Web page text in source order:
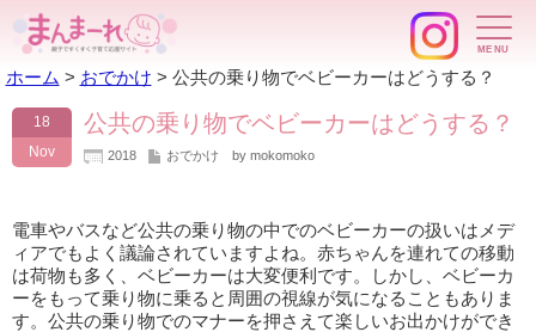
ホーム > おでかけ > 公共の乗り物でベビーカーはどうする？
18
Nov
公共の乗り物でベビーカーはどうする？
2018 おでかけ by mokomoko
電車やバスなど公共の乗り物の中でのベビーカーの扱いはメデ
ィアでもよく議論されていますよね。赤ちゃんを連れての移動
は荷物も多く、ベビーカーは大変便利です。しかし、ベビーカ
ーをもって乗り物に乗ると周囲の視線が気になることもありま
す。公共の乗り物でのマナーを押さえて楽しいお出かけができ